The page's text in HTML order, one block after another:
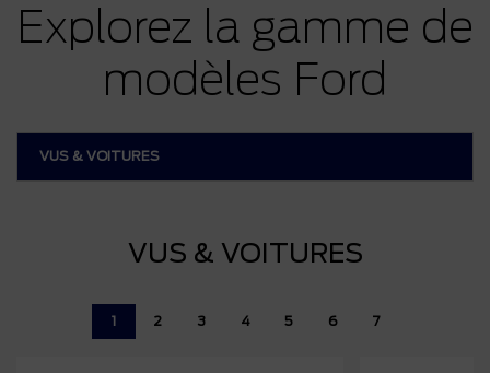
Explorez la gamme de
modèles Ford
VUS & VOITURES
VUS & VOITURES
1 2 3 4 5 6 7